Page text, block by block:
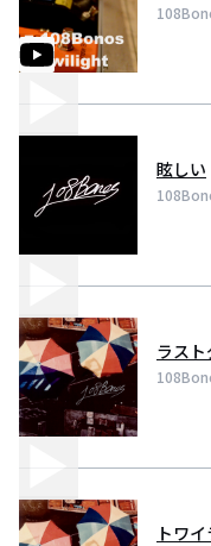
眩しい
ラス
トワ